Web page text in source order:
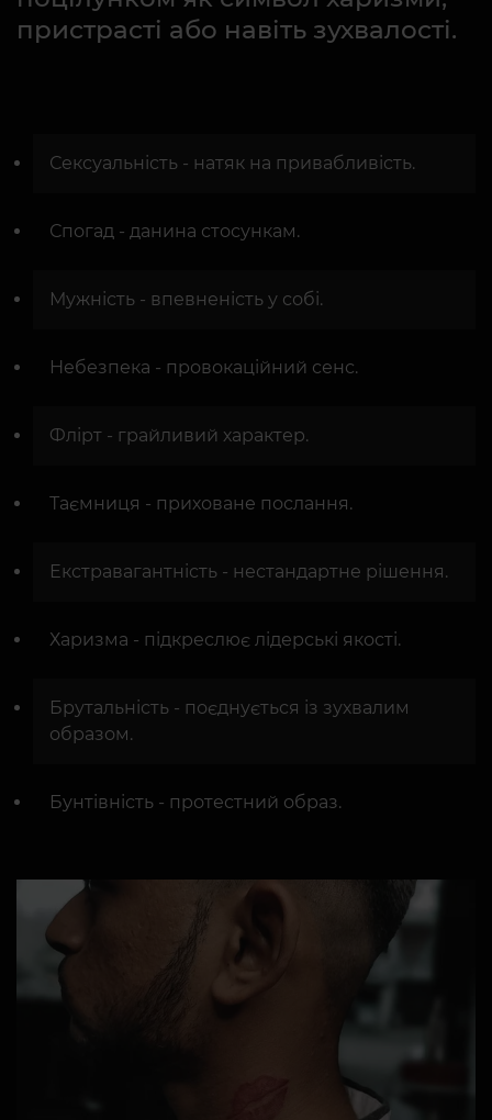
пристрасті або навіть зухвалості.
Сексуальність - натяк на привабливість.
Спогад - данина стосункам.
Мужність - впевненість у собі.
Небезпека - провокаційний сенс.
Флірт - грайливий характер.
Таємниця - приховане послання.
Екстравагантність - нестандартне рішення.
Харизма - підкреслює лідерські якості.
Брутальність - поєднується із зухвалим
образом.
Бунтівність - протестний образ.